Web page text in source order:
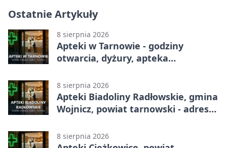
Ostatnie Artykuły
8 sierpnia 2026
Apteki w Tarnowie - godziny
otwarcia, dyżury, apteka
8 sierpnia 2026
Apteki Biadoliny Radłowskie, gmina
Wojnicz, powiat tarnowski - adresy,
8 sierpnia 2026